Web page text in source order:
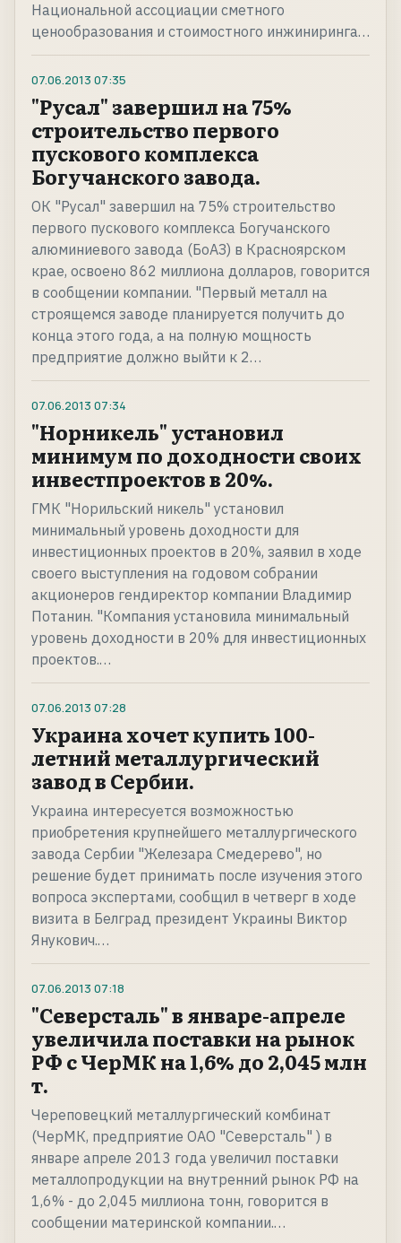
Национальной ассоциации сметного
ценообразования и стоимостного инжиниринга…
07.06.2013 07:35
"Русал" завершил на 75%
строительство первого
пускового комплекса
Богучанского завода.
ОК "Русал" завершил на 75% строительство
первого пускового комплекса Богучанского
алюминиевого завода (БоАЗ) в Красноярском
крае, освоено 862 миллиона долларов, говорится
в сообщении компании. "Первый металл на
строящемся заводе планируется получить до
конца этого года, а на полную мощность
предприятие должно выйти к 2…
07.06.2013 07:34
"Норникель" установил
минимум по доходности своих
инвестпроектов в 20%.
ГМК "Норильский никель" установил
минимальный уровень доходности для
инвестиционных проектов в 20%, заявил в ходе
своего выступления на годовом собрании
акционеров гендиректор компании Владимир
Потанин. "Компания установила минимальный
уровень доходности в 20% для инвестиционных
проектов.…
07.06.2013 07:28
Украина хочет купить 100-
летний металлургический
завод в Сербии.
Украина интересуется возможностью
приобретения крупнейшего металлургического
завода Сербии "Железара Смедерево", но
решение будет принимать после изучения этого
вопроса экспертами, сообщил в четверг в ходе
визита в Белград президент Украины Виктор
Янукович.…
07.06.2013 07:18
"Северсталь" в январе-апреле
увеличила поставки на рынок
РФ с ЧерМК на 1,6% до 2,045 млн
т.
Череповецкий металлургический комбинат
(ЧерМК, предприятие ОАО "Северсталь" ) в
январе апреле 2013 года увеличил поставки
металлопродукции на внутренний рынок РФ на
1,6% - до 2,045 миллиона тонн, говорится в
сообщении материнской компании.…